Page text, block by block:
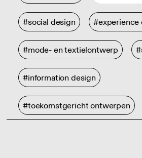
#social design #experience
#mode- en textielontwerp
#information design
#toekomstgericht ontwerpen